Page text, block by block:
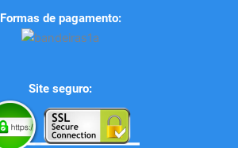
Formas de pagamento:
Site seguro: